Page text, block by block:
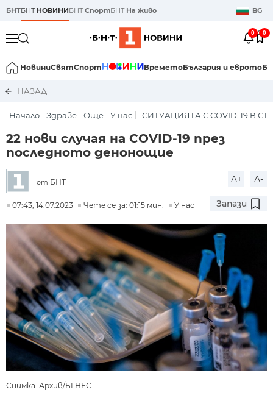
БНТБНТ НОВИНИБНТСпортБНТ На живо BG
0 0
НовиниСвятСпорт ВреметоБългария и еврото
НАЗАД
Начало Здраве Още У нас СИТУАЦИЯТА С COVID-19 В
22 нови случая на COVID-19 през
последното денонощие
от БНТ A+ A-
07:43, 14.07.2023 Чете се за: 01:15 мин. У нас Запази
Снимка: Архив/БГНЕС